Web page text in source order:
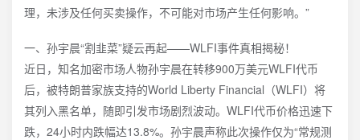
理，未涉及任何买卖操作，不可能对市场产生任何影响。”
一、孙宇晨“割韭菜”疑云再起——WLFI事件真相揭秘！
近日，知名加密市场人物孙宇晨在转移900万美元WLFI代币
后，被特朗普家族支持的World Liberty Financial（WLFI）将
其列入黑名单，随即引发市场剧烈波动。WLFI代币价格迅速下
跌，24小时内跌幅达13.8%。孙宇晨声称此次操作仅为“常规测